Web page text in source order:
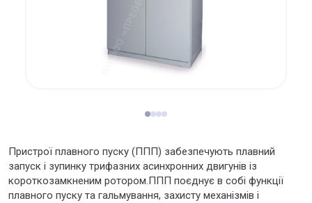
Пристрої плавного пуску (ППП) забезпечують плавний
запуск і зупинку трифазних асинхронних двигунів із
короткозамкненим ротором.ППП поєднує в собі функції
плавного пуску та гальмування, захисту механізмів і